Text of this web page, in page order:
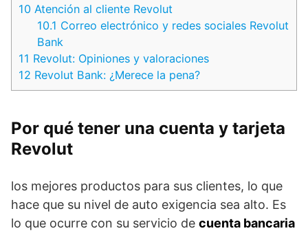
10 Atención al cliente Revolut
10.1 Correo electrónico y redes sociales Revolut
Bank
11 Revolut: Opiniones y valoraciones
12 Revolut Bank: ¿Merece la pena?
Por qué tener una cuenta y tarjeta
Revolut
los mejores productos para sus clientes, lo que
hace que su nivel de auto exigencia sea alto. Es
lo que ocurre con su servicio de cuenta bancaria